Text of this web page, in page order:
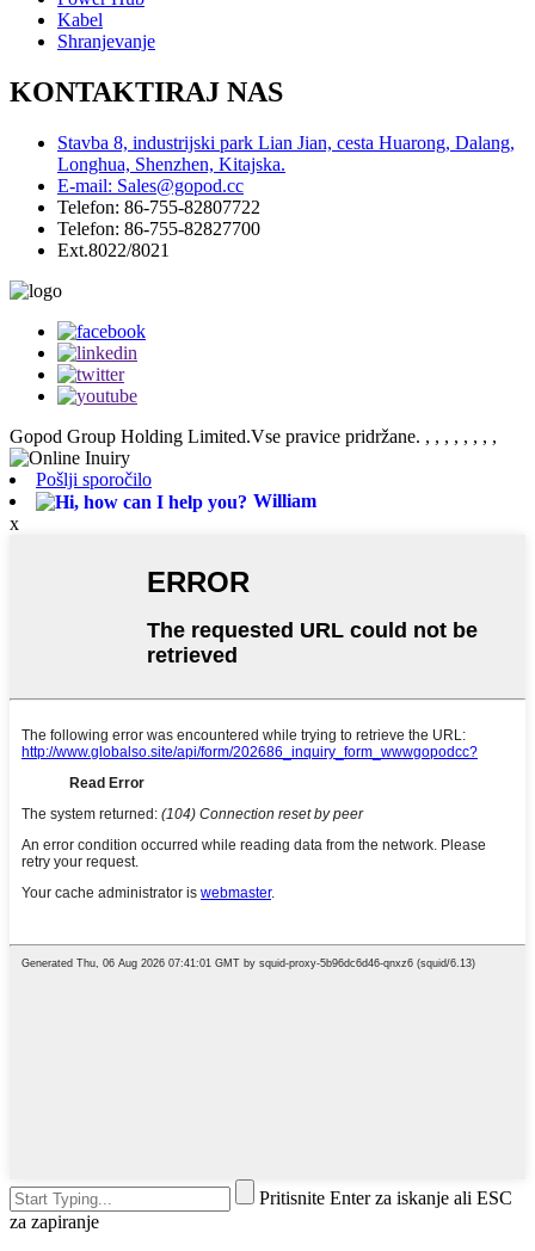
Kabel
Shranjevanje
KONTAKTIRAJ NAS
Stavba 8, industrijski park Lian Jian, cesta Huarong, Dalang,
Longhua, Shenzhen, Kitajska.
E-mail: Sales@gopod.cc
Telefon: 86-755-82807722
Telefon: 86-755-82827700
Ext.8022/8021
Gopod Group Holding Limited.Vse pravice pridržane. , , , , , , , ,
Pošlji sporočilo
William
x
Pritisnite Enter za iskanje ali ESC
za zapiranje